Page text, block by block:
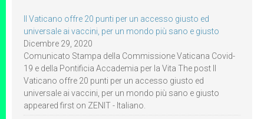
Il Vaticano offre 20 punti per un accesso giusto ed
universale ai vaccini, per un mondo più sano e giusto
Dicembre 29, 2020
Comunicato Stampa della Commissione Vaticana Covid-
19 e della Pontificia Accademia per la Vita The post Il
Vaticano offre 20 punti per un accesso giusto ed
universale ai vaccini, per un mondo più sano e giusto
appeared first on ZENIT - Italiano.